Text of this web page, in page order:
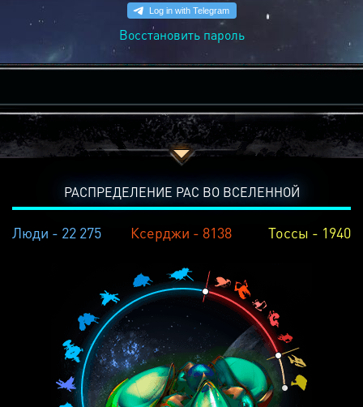
Восстановить пароль
РАСПРЕДЕЛЕНИЕ РАС ВО ВСЕЛЕННОЙ
Люди - 22 275 Ксерджи - 8138 Тоссы - 1940